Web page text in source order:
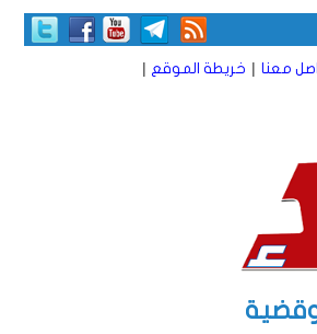
معنا | خريطة الموقع |